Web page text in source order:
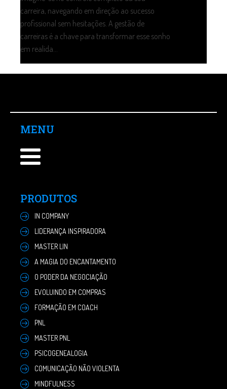
carreira, navegando em direção ao sucesso
profissional sem hesitações. A gestão de
carreiras é a chave para transformar esse sonho
em realida...
MENU
PRODUTOS
IN COMPANY
LIDERANÇA INSPIRADORA
MASTER LIN
A MAGIA DO ENCANTAMENTO
O PODER DA NEGOCIAÇÃO
EVOLUINDO EM COMPRAS
FORMAÇÃO EM COACH
PNL
MASTER PNL
PSICOGENEALOGIA
COMUNICAÇÃO NÃO VIOLENTA
MINDFULNESS